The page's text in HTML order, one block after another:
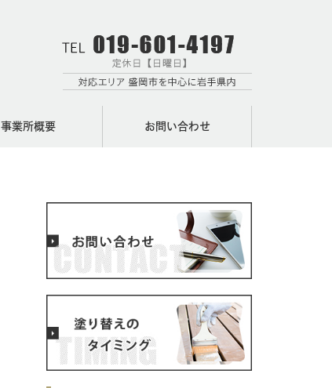
事業所概要 お問い合わせ